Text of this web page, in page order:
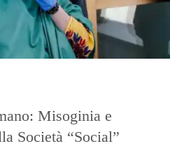
Misoginia e
Società “Social”